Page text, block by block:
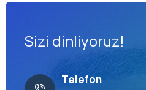
Sizi dinliyoruz!
Telefon